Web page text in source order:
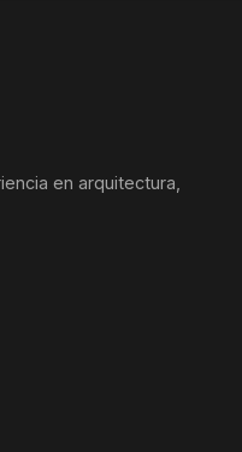
en arquitectura,